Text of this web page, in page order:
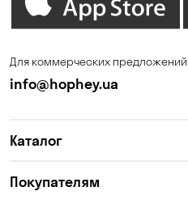
Для коммерческих предложений
info@hophey.ua
Каталог
Покупателям